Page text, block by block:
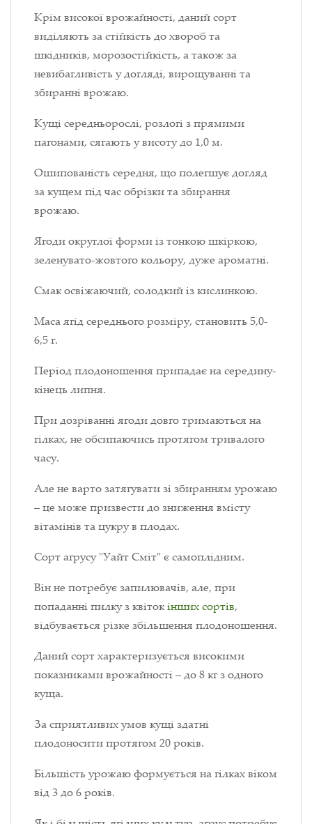
Крім високої врожайності, даний сорт
виділяють за стійкість до хвороб та
шкідників, морозостійкість, а також за
невибагливість у догляді, вирощуванні та
збиранні врожаю.
Кущі середньорослі, розлогі з прямими
пагонами, сягають у висоту до 1,0 м.
Ошипованість середня, що полегшує догляд
за кущем під час обрізки та збирання
врожаю.
Ягоди округлої форми із тонкою шкіркою,
зеленувато-жовтого кольору, дуже ароматні.
Смак освіжаючий, солодкий із кислинкою.
Маса ягід середнього розміру, становить 5,0-
6,5 г.
Період плодоношення припадає на середину-
кінець липня.
При дозріванні ягоди довго тримаються на
гілках, не обсипаючись протягом тривалого
часу.
Але не варто затягувати зі збиранням урожаю
– це може призвести до зниження вмісту
вітамінів та цукру в плодах.
Сорт аґрусу "Уайт Сміт" є самоплідним.
Він не потребує запилювачів, але, при
попаданні пилку з квітокінших сортів,
відбувається різке збільшення плодоношення.
Даний сорт характеризується високими
показниками врожайності – до 8 кг з одного
куща.
За сприятливих умов кущі здатні
плодоносити протягом 20 років.
Більшість урожаю формується на гілках віком
від 3 до 6 років.